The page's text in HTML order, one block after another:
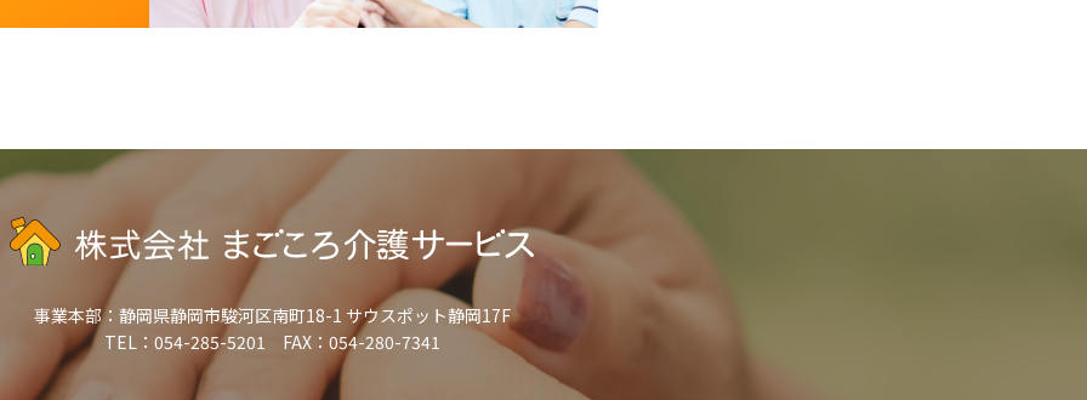
事業本部： 静岡県静岡市駿河区南町18-1 サウスポット静岡17F
TEL：054-285-5201 FAX：054-280-7341